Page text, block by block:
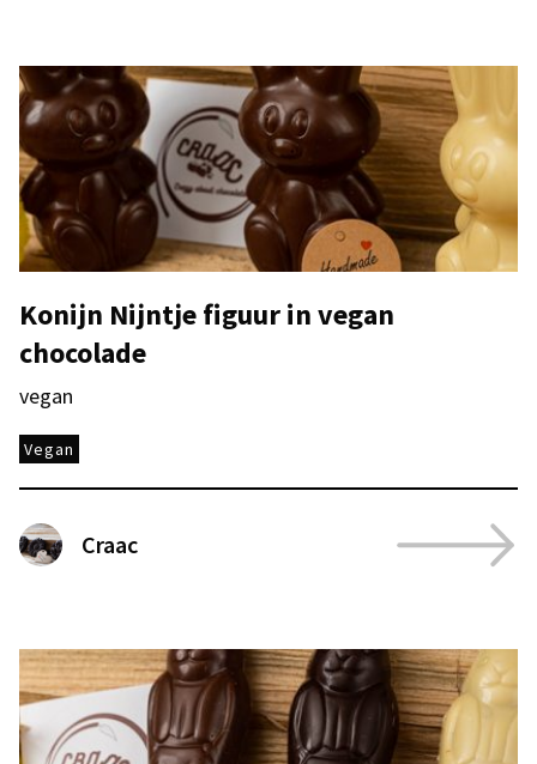
Konijn Nijntje figuur in vegan
chocolade
vegan
Vegan
Craac